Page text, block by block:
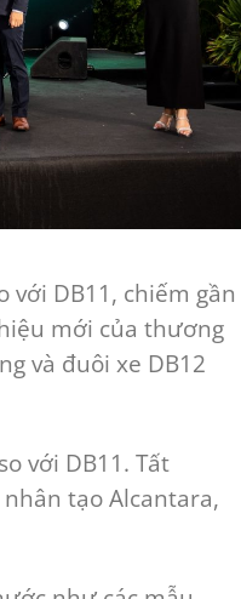
DB11, chiếm gần
mới của thương
và đuôi xe DB12
với DB11. Tất
tạo Alcantara,